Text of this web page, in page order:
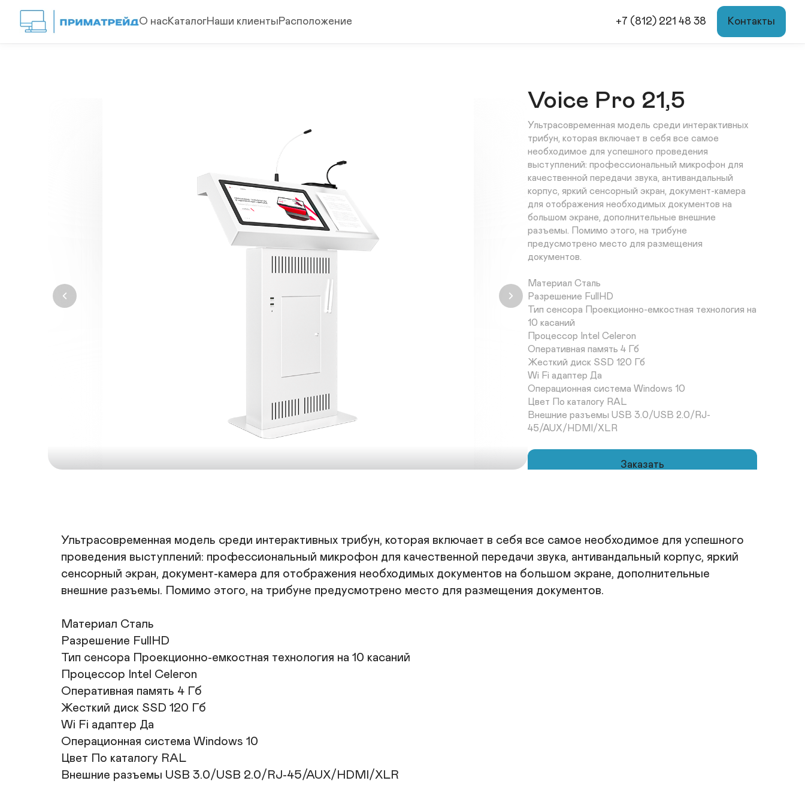
О насКаталогНаши клиентыРасположение +7 (812) 221 48 38 Контакты
Voice Pro 21,5
Ультрасовременная модель среди интерактивных
трибун, которая включает в себя все самое
необходимое для успешного проведения
выступлений: профессиональный микрофон для
качественной передачи звука, антивандальный
корпус, яркий сенсорный экран, документ-камера
для отображения необходимых документов на
большом экране, дополнительные внешние
разъемы. Помимо этого, на трибуне
предусмотрено место для размещения
документов.
Материал Сталь
Разрешение FullHD
Тип сенсора Проекционно-емкостная технология на
10 касаний
Процессор Intel Celeron
Оперативная память 4 Гб
Жесткий диск SSD 120 Гб
Wi Fi адаптер Да
Операционная система Windows 10
Цвет По каталогу RAL
Внешние разъемы USB 3.0/USB 2.0/RJ-
45/AUX/HDMI/XLR
Заказать
Ультрасовременная модель среди интерактивных трибун, которая включает в себя все самое необходимое для успешного
проведения выступлений: профессиональный микрофон для качественной передачи звука, антивандальный корпус, яркий
сенсорный экран, документ-камера для отображения необходимых документов на большом экране, дополнительные
внешние разъемы. Помимо этого, на трибуне предусмотрено место для размещения документов.
Материал Сталь
Разрешение FullHD
Тип сенсора Проекционно-емкостная технология на 10 касаний
Процессор Intel Celeron
Оперативная память 4 Гб
Жесткий диск SSD 120 Гб
Wi Fi адаптер Да
Операционная система Windows 10
Цвет По каталогу RAL
Внешние разъемы USB 3.0/USB 2.0/RJ-45/AUX/HDMI/XLR